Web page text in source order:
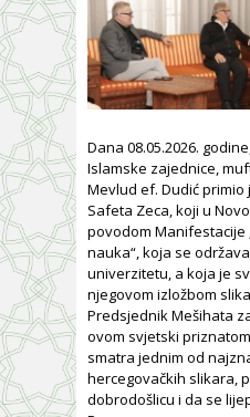
Dana 08.05.2026.
Islamske zajednice,
Mevlud ef. Dudić
Safeta Zeca, koji u
povodom Manifestacije
nauka“, koja se
univerzitetu, a koja je
njegovom izložbom
Predsjednik Mešihata
ovom svjetski
smatra jednim od
hercegovačkih slikara,
dobrodošlicu i da se